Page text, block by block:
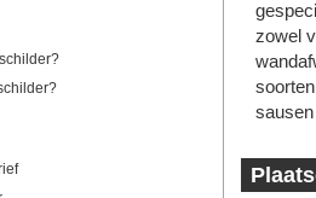
zowel